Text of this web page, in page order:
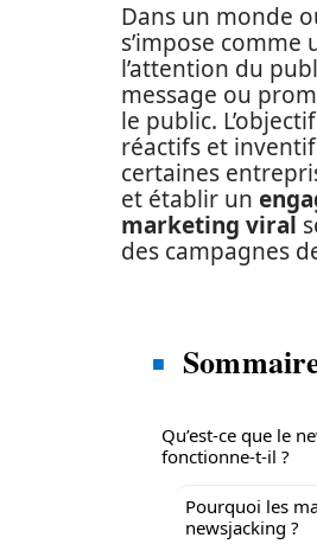
Dans un monde
s’impose
l’attention du
message ou
le public.
réactifs et
certaines
et établir un
marketing viral
des campagnes
Qu’est-ce que le
fonctionne-t-il ?
Pourquoi les
newsjacking ?